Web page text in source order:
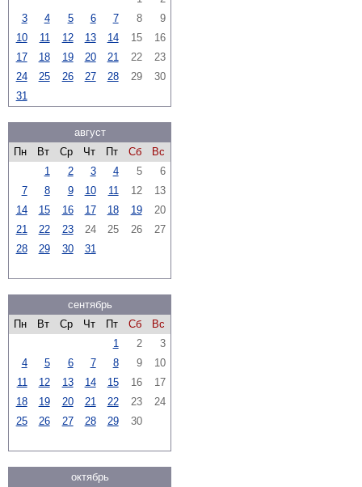
3
4 5 6 7 8
9
10
11 12 13 14 15
16
17
18 19 20 21 22
23
24
25 26 27 28 29
30
31
август
Пн
Вт Ср Чт Пт Сб
Вс
1
2 3 4 5
6
7
8 9 10 11 12
13
14
15 16 17 18 19
20
21
22 23 24 25 26
27
28
29 30 31
сентябрь
Пн
Вт Ср Чт Пт Сб
Вс
1
2
3
4
5 6 7 8 9
10
11
12 13 14 15 16
17
18
19 20 21 22 23
24
25
26 27 28 29 30
октябрь